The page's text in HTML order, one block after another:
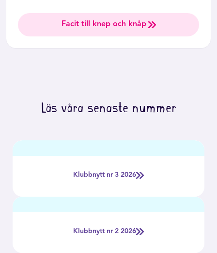
Facit till knep och knåp
Läs våra senaste nummer
Klubbnytt nr 3 2026
Klubbnytt nr 2 2026